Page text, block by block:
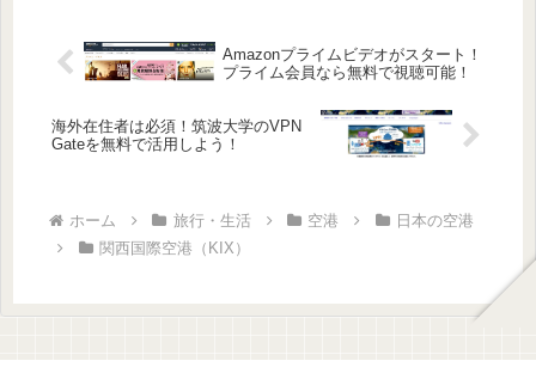
Amazonプライムビデオがスタート！
プライム会員なら無料で視聴可能！
海外在住者は必須！筑波大学のVPN
Gateを無料で活用しよう！
ホーム 旅行・生活 空港
日本の空港
関西国際空港（KIX）